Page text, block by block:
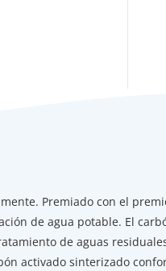
Premiado con el
de agua potable. El
de aguas
activado sinterizado